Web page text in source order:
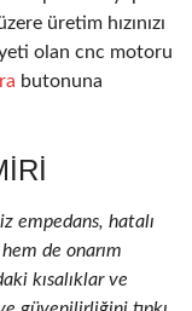
üretim hızınızı
olan cnc motoru
butonuna
empedans, hatalı
de onarım
kısalıklar ve